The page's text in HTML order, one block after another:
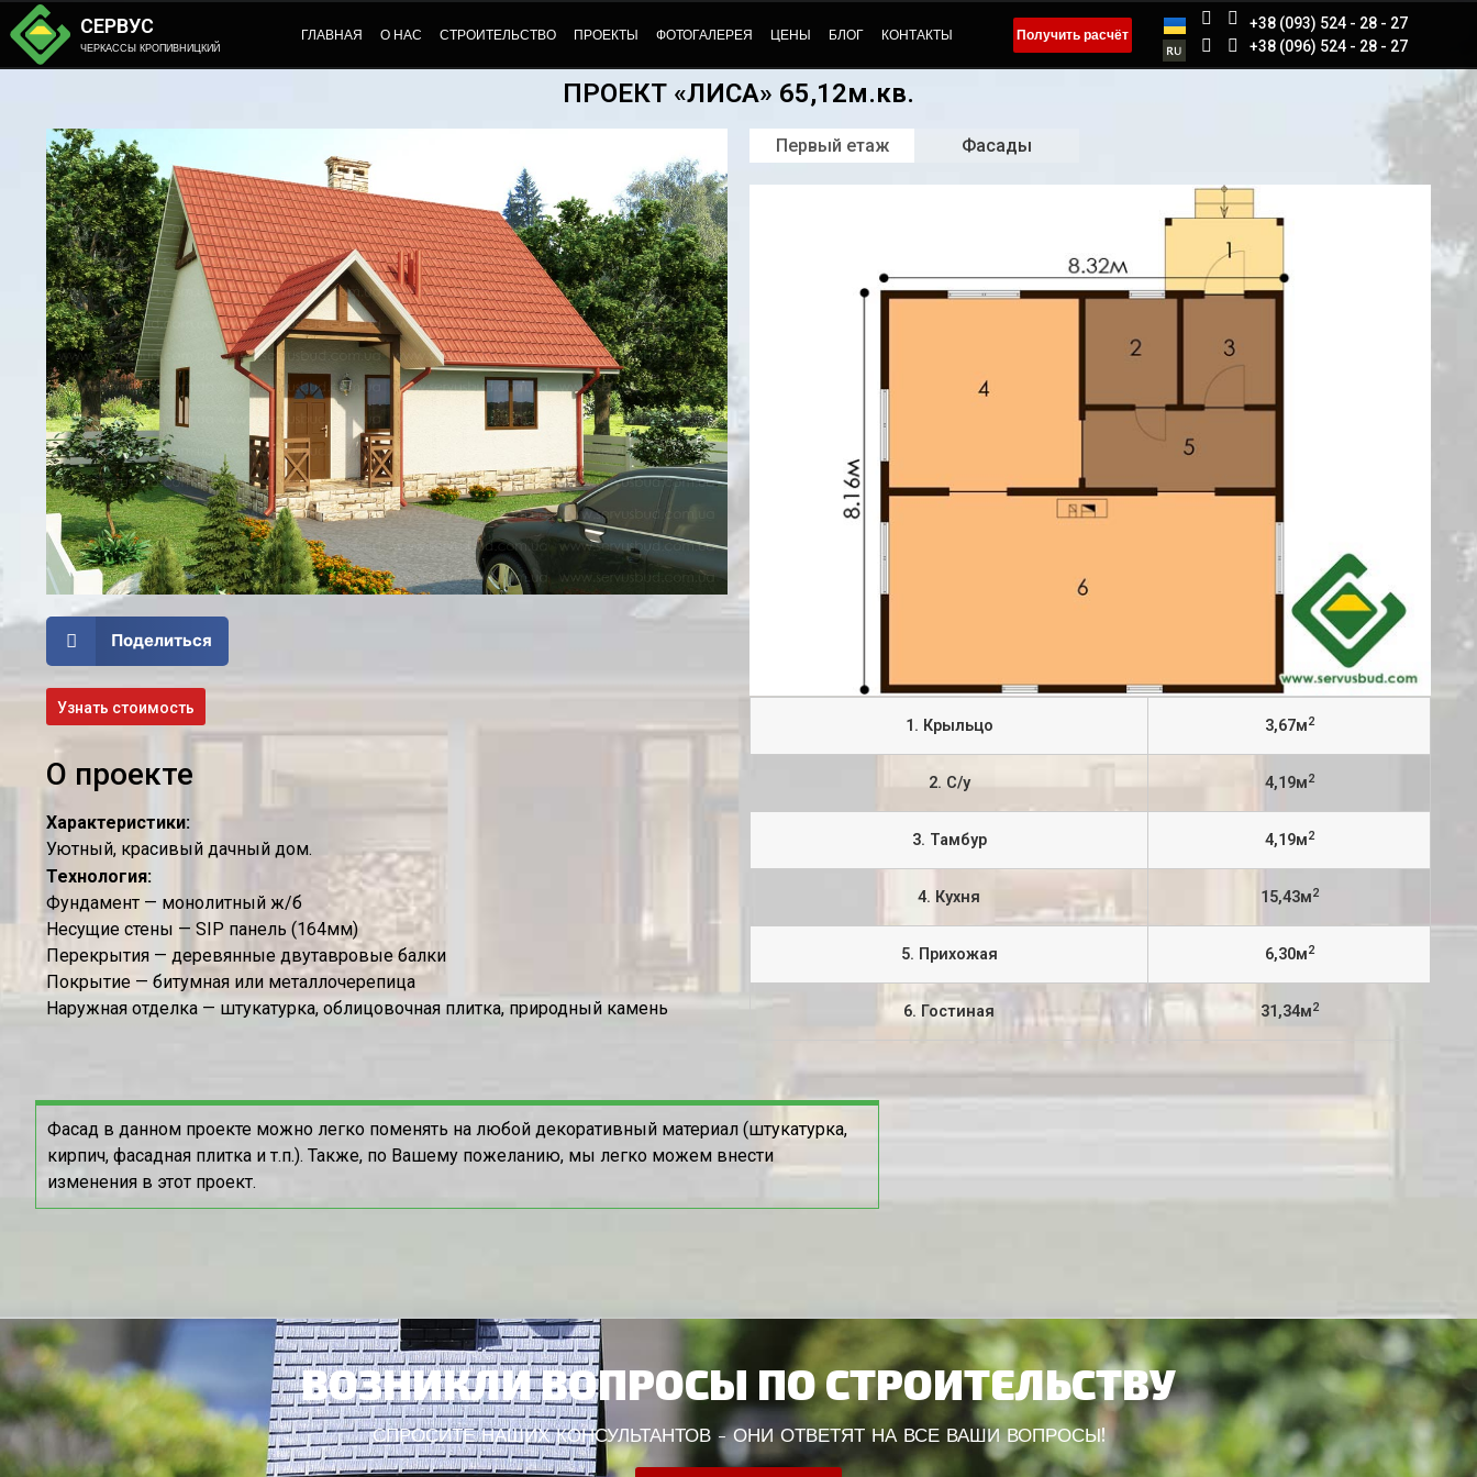
СЕРВУС
ЧЕРКАССЫ КРОПИВНИЦКИЙ
ГЛАВНАЯ О НАС СТРОИТЕЛЬСТВО ПРОЕКТЫ ФОТОГАЛЕРЕЯ ЦЕНЫ БЛОГ КОНТАКТЫ Получить расчёт
+38 (093) 524 - 28 - 27
+38 (096) 524 - 28 - 27
ПРОЕКТ «ЛИСА» 65,12м.кв.
Поделиться
Узнать стоимость
О проекте
Характеристики:
Уютный, красивый дачный дом.
Технология:
Фундамент — монолитный ж/б
Несущие стены — SIP панель (164мм)
Перекрытия — деревянные двутавровые балки
Покрытие — битумная или металлочерепица
Наружная отделка — штукатурка, облицовочная плитка, природный камень
Первый етаж Фасады
1. Крыльцо 3,67м2
2. С/у 4,19м2
3. Тамбур 4,19м2
4. Кухня 15,43м2
5. Прихожая 6,30м2
6. Гостиная 31,34м2
Фасад в данном проекте можно легко поменять на любой декоративный материал (штукатурка,
кирпич, фасадная плитка и т.п.). Также, по Вашему пожеланию, мы легко можем внести
изменения в этот проект.
ВОЗНИКЛИ ВОПРОСЫ ПО СТРОИТЕЛЬСТВУ
СПРОСИТЕ НАШИХ КОНСУЛЬТАНТОВ - ОНИ ОТВЕТЯТ НА ВСЕ ВАШИ ВОПРОСЫ!